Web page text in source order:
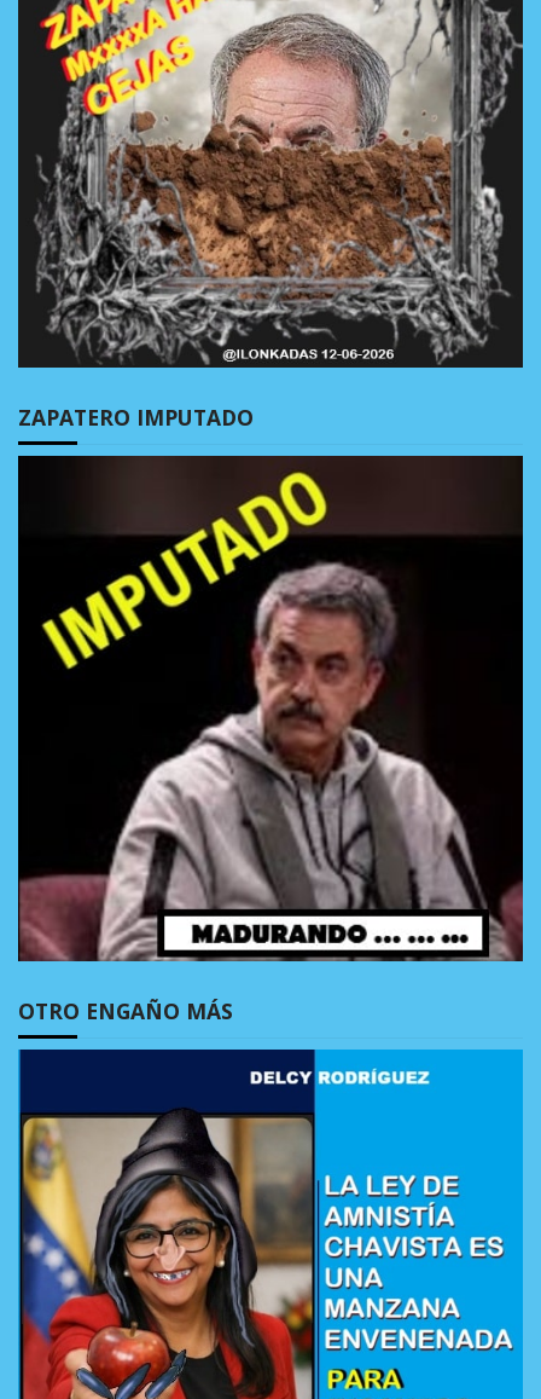
ZAPATERO IMPUTADO
OTRO ENGAÑO MÁS